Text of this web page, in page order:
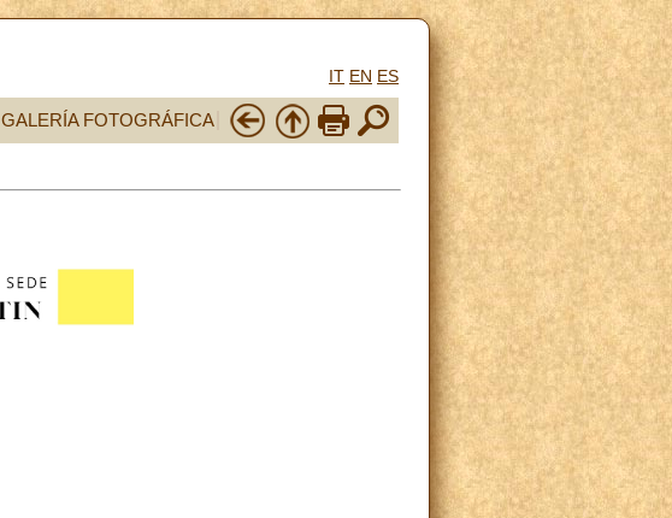
IT EN ES
GALERÍA FOTOGRÁFICA